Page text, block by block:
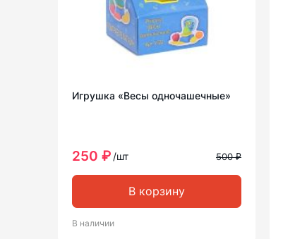
Игрушка «Весы одночашечные»
250 ₽ /шт 500 ₽
В корзину
В наличии